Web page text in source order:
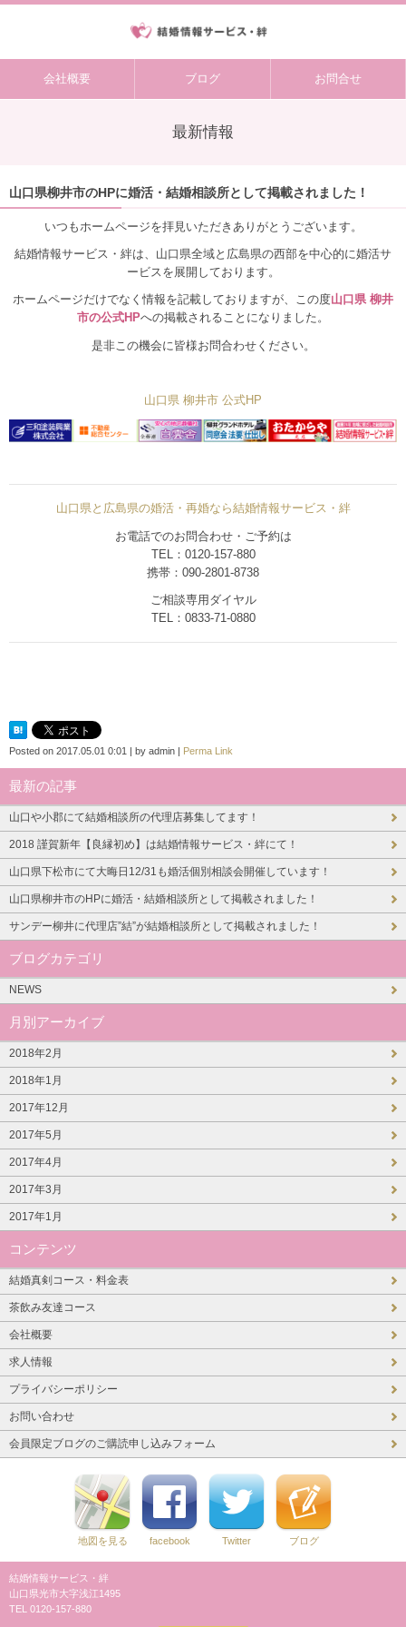
会社概要 ブログ お問合せ
最新情報
山口県柳井市のHPに婚活・結婚相談所として掲載されました！
いつもホームページを拝見いただきありがとうございます。
結婚情報サービス・絆は、山口県全域と広島県の西部を中心的に婚活サ
ービスを展開しております。
ホームページだけでなく情報を記載しておりますが、この度山口県 柳井
市の公式HPへの掲載されることになりました。
是非この機会に皆様お問合わせください。
山口県 柳井市 公式HP
山口県と広島県の婚活・再婚なら結婚情報サービス・絆
お電話でのお問合わせ・ご予約は
TEL：0120-157-880
携帯：090-2801-8738
ご相談専用ダイヤル
TEL：0833-71-0880
Posted on 2017.05.01 0:01 | by admin | Perma Link
最新の記事
山口や小郡にて結婚相談所の代理店募集してます！
2018 謹賀新年【良縁初め】は結婚情報サービス・絆にて！
山口県下松市にて大晦日12/31も婚活個別相談会開催しています！
山口県柳井市のHPに婚活・結婚相談所として掲載されました！
サンデー柳井に代理店”結”が結婚相談所として掲載されました！
ブログカテゴリ
NEWS
月別アーカイブ
2018年2月
2018年1月
2017年12月
2017年5月
2017年4月
2017年3月
2017年1月
コンテンツ
結婚真剣コース・料金表
茶飲み友達コース
会社概要
求人情報
プライバシーポリシー
お問い合わせ
会員限定ブログのご購読申し込みフォーム
地図を見る facebook Twitter ブログ
結婚情報サービス・絆
山口県光市大字浅江1495
TEL 0120-157-880